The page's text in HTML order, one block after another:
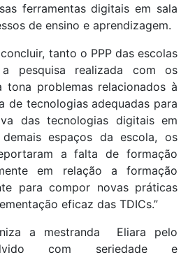
ferramentas digitais em sala
de ensino e aprendizagem.
tanto o PPP das escolas
a pesquisa realizada com os
tona problemas relacionados à
de tecnologias adequadas para
das tecnologias digitais em
espaços da escola, os
a falta de formação
em relação a formação
para compor novas práticas
eficaz das TDICs.”
a mestranda Eliara pelo
com seriedade e